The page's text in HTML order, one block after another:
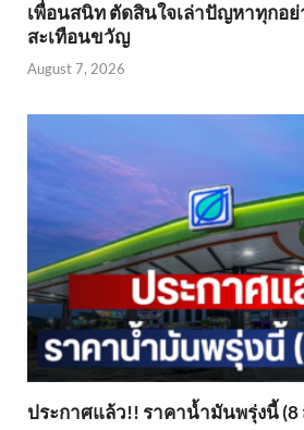
เพื่อนสนิท ตัดสินใจเล่าปัญหาทุกอย่
สะเทือนขวัญ
August 7, 2026
ประกาศแล้ว!! ราคาน้ำมันพรุ่งนี้ (8